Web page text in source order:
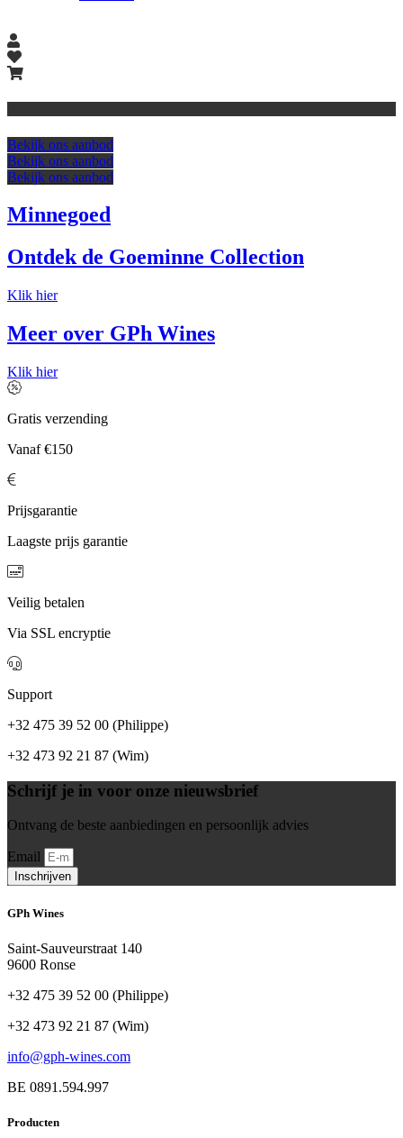
Bekijk ons aanbod
Bekijk ons aanbod
Bekijk ons aanbod
Minnegoed
Ontdek de Goeminne Collection
Klik hier
Meer over GPh Wines
Klik hier
Gratis verzending
Vanaf €150
Prijsgarantie
Laagste prijs garantie
Veilig betalen
Via SSL encryptie
Support
+32 475 39 52 00 (Philippe)
+32 473 92 21 87 (Wim)
Schrijf je in voor onze nieuwsbrief
Ontvang de beste aanbiedingen en persoonlijk advies
Email
Inschrijven
GPh Wines
Saint-Sauveurstraat 140
9600 Ronse
+32 475 39 52 00 (Philippe)
+32 473 92 21 87 (Wim)
info@gph-wines.com
BE 0891.594.997
Producten